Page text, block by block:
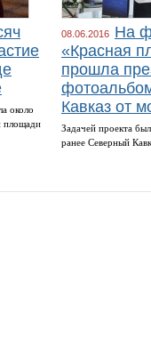
около
площади
08.06.2016 На
«Красная
прошла
Кавказ от
Задачей проекта
ранее Северный